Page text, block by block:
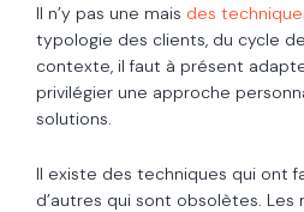
Il n’y pas une mais des
typologie des clients, du cycle
contexte, il faut à présent
privilégier une approche
solutions.
II existe des techniques qui ont
d’autres qui sont obsolètes.